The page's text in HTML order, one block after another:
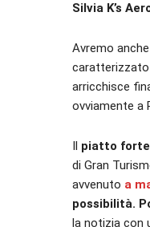
Silvia K’s
Avremo
caratterizzato
arricchisce
ovviamente a
Il piatto forte
di Gran
avvenuto a
possibilità.
la notizia con